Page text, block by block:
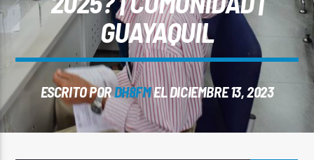
Señal FM
GUAYAQUIL
ESCRITO PORDH8FMEL DICIEMBRE 13, 2023